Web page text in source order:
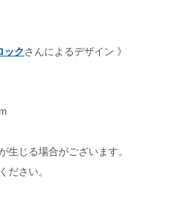
ック さんによるデザイン 》
じる場合がございます。
さい。